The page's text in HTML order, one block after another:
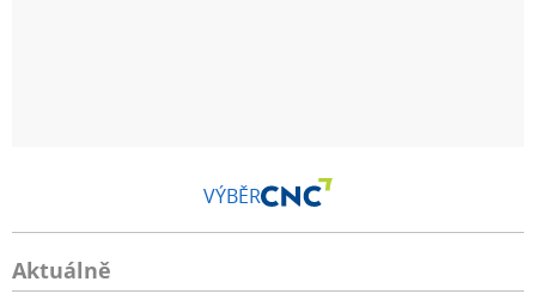
VÝBĚR
Aktuálně